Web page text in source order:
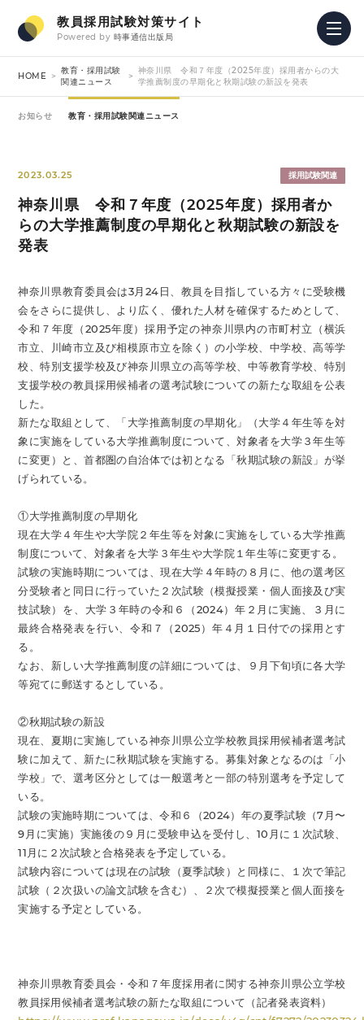
教員採用試験対策サイト
Powered by 時事通信出版局
HOME
教育・採用試験
関連ニュース
神奈川県 令和７年度（2025年度）採用者からの大
学推薦制度の早期化と秋期試験の新設を発表
お知らせ 教育・採用試験関連ニュース
2023.03.25 採用試験関連
神奈川県 令和７年度（2025年度）採用者か
らの大学推薦制度の早期化と秋期試験の新設を
発表
神奈川県教育委員会は3月24日、教員を目指している方々に受験機
会をさらに提供し、より広く、優れた人材を確保するためとして、
令和７年度（2025年度）採用予定の神奈川県内の市町村立（横浜
市立、川崎市立及び相模原市立を除く）の小学校、中学校、高等学
校、特別支援学校及び神奈川県立の高等学校、中等教育学校、特別
支援学校の教員採用候補者の選考試験についての新たな取組を公表
した。
新たな取組として、「大学推薦制度の早期化」（大学４年生等を対
象に実施をしている大学推薦制度について、対象者を大学３年生等
に変更）と、首都圏の自治体では初となる「秋期試験の新設」が挙
げられている。
①大学推薦制度の早期化
現在大学４年生や大学院２年生等を対象に実施をしている大学推薦
制度について、対象者を大学３年生や大学院１年生等に変更する。
試験の実施時期については、現在大学４年時の８月に、他の選考区
分受験者と同日に行っていた２次試験（模擬授業・個人面接及び実
技試験）を、大学３年時の令和６（2024）年２月に実施、３月に
最終合格発表を行い、令和７（2025）年４月１日付での採用とす
る。
なお、新しい大学推薦制度の詳細については、９月下旬頃に各大学
等宛てに郵送するとしている。
②秋期試験の新設
現在、夏期に実施している神奈川県公立学校教員採用候補者選考試
験に加えて、新たに秋期試験を実施する。募集対象となるのは「小
学校」で、選考区分としては一般選考と一部の特別選考を予定して
いる。
試験の実施時期については、令和６（2024）年の夏季試験（7月〜
9月に実施）実施後の９月に受験申込を受付し、10月に１次試験、
11月に２次試験と合格発表を予定している。
試験内容については現在の試験（夏季試験）と同様に、１次で筆記
試験（２次扱いの論文試験を含む）、２次で模擬授業と個人面接を
実施する予定としている。
神奈川県教育委員会・令和７年度採用者に関する神奈川県公立学校
教員採用候補者選考試験の新たな取組について（記者発表資料）